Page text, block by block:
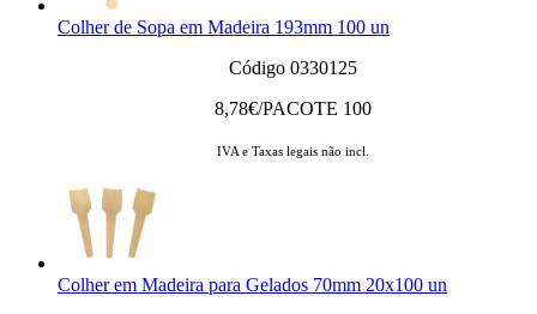
Colher de Sopa em Madeira 193mm 100 un
Código 0330125
8,78€/PACOTE 100
IVA e Taxas legais não incl.
Colher em Madeira para Gelados 70mm 20x100 un